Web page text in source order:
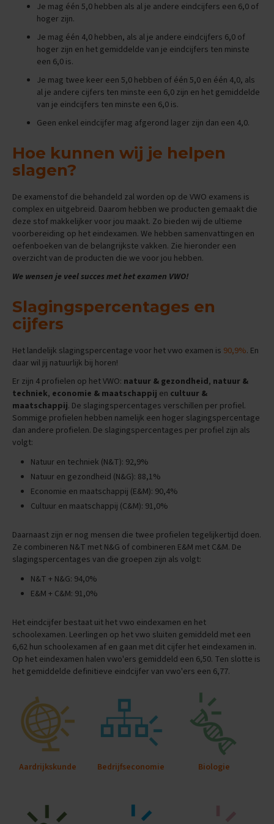
i
p
s
O
e
f
e
n
e
x
e
n
s
E
c
o
n
o
m
e
x
a
m
n
t
p
s
O
e
n
e
x
m
n
s
E
n
g
e
s
E
x
a
t
i
p
s
O
Je mag één 5,0 hebben als al je andere eindcijfers een 6,0 of
hoger zijn.
Je mag één 4,0 hebben, als al je andere eindcijfers 6,0 of
hoger zijn en het gemiddelde van je eindcijfers ten minste
een 6,0 is.
Je mag twee keer een 5,0 hebben of één 5,0 en één 4,0, als
al je andere cijfers ten minste een 6,0 zijn en het gemiddelde
van je eindcijfers ten minste een 6,0 is.
Geen enkel eindcijfer mag afgerond lager zijn dan een 4,0.
Hoe kunnen wij je helpen
slagen?
De examenstof die behandeld zal worden op de VWO examens is
complex en uitgebreid. Daarom hebben we producten gemaakt die
deze stof makkelijker voor jou maakt. Zo bieden wij de ultieme
voorbereiding op het eindexamen. We hebben samenvattingen en
oefenboeken van de belangrijkste vakken. Zie hieronder een
overzicht van de producten die we voor jou hebben.
We wensen je veel succes met het examen VWO!
Slagingspercentages en
cijfers
Het landelijk slagingspercentage voor het vwo examen is 90,9%. En
daar wil jij natuurlijk bij horen!
Er zijn 4 profielen op het VWO: natuur & gezondheid, natuur &
techniek, economie & maatschappij en cultuur &
maatschappij. De slagingspercentages verschillen per profiel.
Sommige profielen hebben namelijk een hoger slagingspercentage
dan andere profielen. De slagingspercentages per profiel zijn als
volgt:
Natuur en techniek (N&T): 92,9%
Natuur en gezondheid (N&G): 88,1%
Economie en maatschappij (E&M): 90,4%
Cultuur en maatschappij (C&M): 91,0%
Daarnaast zijn er nog mensen die twee profielen tegelijkertijd doen.
Ze combineren N&T met N&G of combineren E&M met C&M. De
slagingspercentages van die groepen zijn als volgt:
N&T + N&G: 94,0%
E&M + C&M: 91,0%
Het eindcijfer bestaat uit het vwo eindexamen en het
schoolexamen. Leerlingen op het vwo sluiten gemiddeld met een
6,62 hun schoolexamen af en gaan met dit cijfer het eindexamen in.
Op het eindexamen halen vwo'ers gemiddeld een 6,50. Ten slotte is
het gemiddelde definitieve eindcijfer van vwo'ers een 6,77.
Aardrijkskunde Bedrijfseconomie Biologie